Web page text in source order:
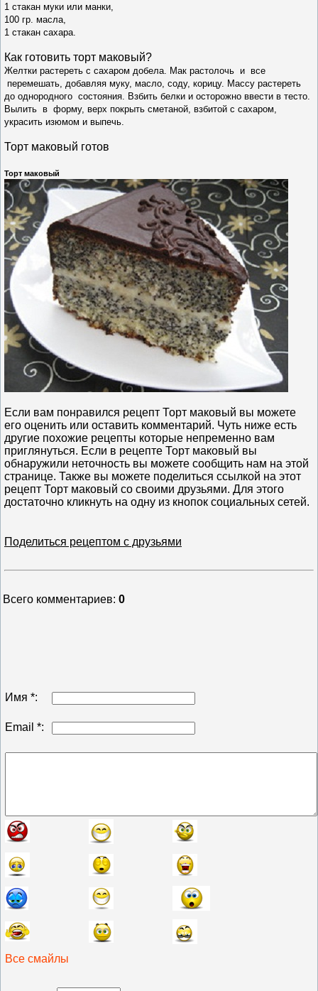
1 стакан муки или манки,
100 гр. масла,
1 стакан сахара.
Как готовить торт маковый?
Желтки растереть с сахаром добела. Мак растолочь и все
перемешать, добавляя муку, масло, соду, корицу. Массу растереть
до однородного состояния. Взбить белки и осторожно ввести в тесто.
Вылить в форму, верх покрыть сметаной, взбитой с сахаром,
украсить изюмом и выпечь.
Торт маковый готов
Торт маковый
Если вам понравился рецепт Торт маковый вы можете
его оценить или оставить комментарий. Чуть ниже есть
другие похожие рецепты которые непременно вам
приглянуться. Если в рецепте Торт маковый вы
обнаружили неточность вы можете сообщить нам на этой
странице. Также вы можете поделиться ссылкой на этот
рецепт Торт маковый со своими друзьями. Для этого
достаточно кликнуть на одну из кнопок социальных сетей.
Поделиться рецептом с друзьями
Всего комментариев: 0
Имя *:
Email *:
Все смайлы